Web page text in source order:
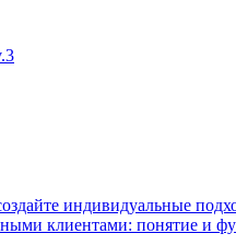
индивидуальные
клиентами: понятие и